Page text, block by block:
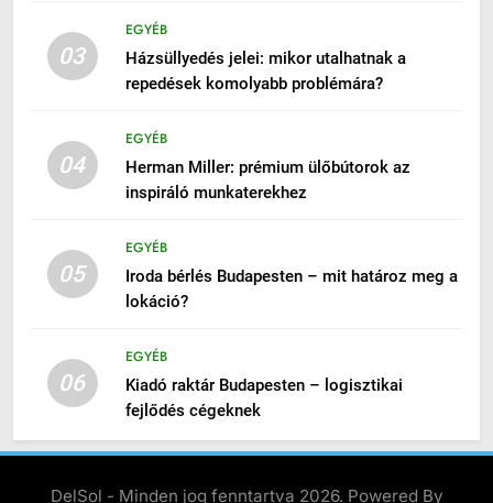
03
EGYÉB
Házsüllyedés jelei: mikor utalhatnak a
repedések komolyabb problémára?
04
EGYÉB
Herman Miller: prémium ülőbútorok az
inspiráló munkaterekhez
05
EGYÉB
Iroda bérlés Budapesten – mit határoz meg a
lokáció?
06
EGYÉB
Kiadó raktár Budapesten – logisztikai
fejlődés cégeknek
DelSol - Minden jog fenntartva 2026. Powered By